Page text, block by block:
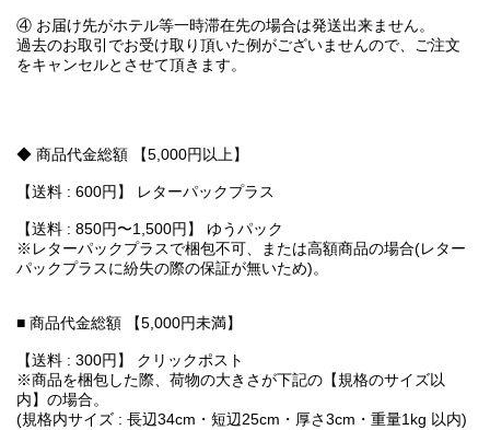
④ お届け先がホテル等一時滞在先の場合は発送出来ません。
過去のお取引でお受け取り頂いた例がございませんので、ご注文
をキャンセルとさせて頂きます。
◆ 商品代金総額 【5,000円以上】
【送料 : 600円】 レターパックプラス
【送料 : 850円〜1,500円】 ゆうパック
※レターパックプラスで梱包不可、または高額商品の場合(レター
パックプラスに紛失の際の保証が無いため)。
■ 商品代金総額 【5,000円未満】
【送料 : 300円】 クリックポスト
※商品を梱包した際、荷物の大きさが下記の【規格のサイズ以
内】の場合。
(規格内サイズ : 長辺34cm・短辺25cm・厚さ3cm・重量1kg 以内)